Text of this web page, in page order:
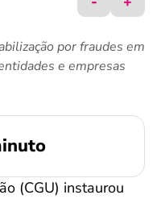
por fraudes em
e empresas
(CGU) instaurou